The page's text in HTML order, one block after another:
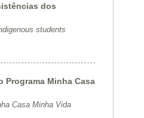
dos
students
Programa Minha Casa
Casa Minha Vida